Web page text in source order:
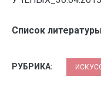
Список
РУБРИКА: